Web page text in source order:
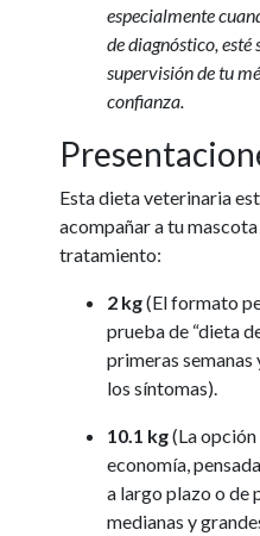
especialmente
de diagnóstico,
supervisión de tu
confianza.
Esta dieta veterinaria
acompañar a tu
tratamiento:
2 kg(El formato
prueba de “dieta
primeras
los síntomas).
10.1 kg(La
economía,
a largo plazo o de
medianas y